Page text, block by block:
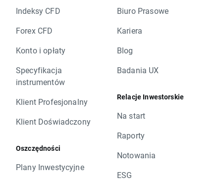
Indeksy CFD
Forex CFD
Konto i opłaty
Specyfikacja
instrumentów
Klient Profesjonalny
Klient Doświadczony
Oszczędności
Plany Inwestycyjne
Biuro Prasowe
Kariera
Blog
Badania UX
Relacje Inwestorskie
Na start
Raporty
Notowania
ESG